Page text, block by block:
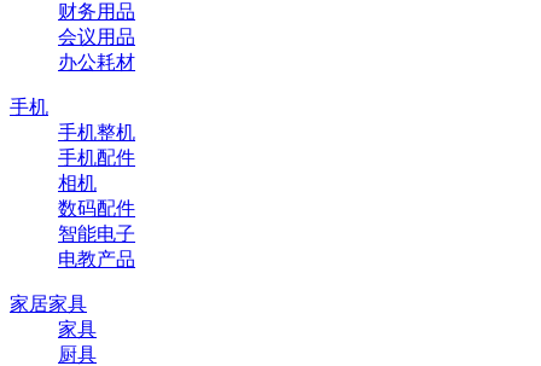
财务用品
会议用品
办公耗材
手机
手机整机
手机配件
相机
数码配件
智能电子
电教产品
家居家具
家具
厨具